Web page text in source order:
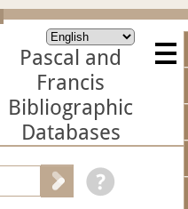
Pascal and
Francis
Bibliographic
Databases